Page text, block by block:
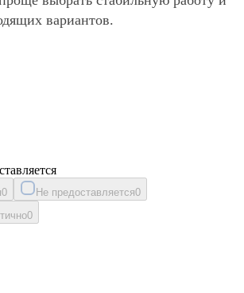
вариантов.
0 Не предоставляется0
0